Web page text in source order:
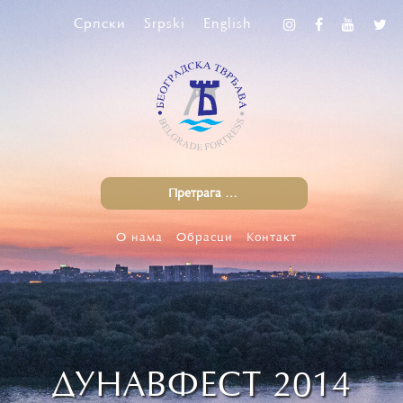
Српски Srpski English
О нама Обрасци Контакт
ДУНАВФЕСТ 2014